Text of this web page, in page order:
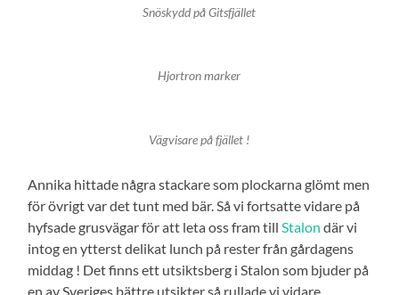
Snöskydd på Gitsfjället
Hjortron marker
Vägvisare på fjället !
Annika hittade några stackare som plockarna glömt men
för övrigt var det tunt med bär. Så vi fortsatte vidare på
hyfsade grusvägar för att leta oss fram tillStalon där vi
intog en ytterst delikat lunch på rester från gårdagens
middag ! Det finns ett utsiktsberg i Stalon som bjuder på
en av Sveriges bättre utsikter så rullade vi vidare.